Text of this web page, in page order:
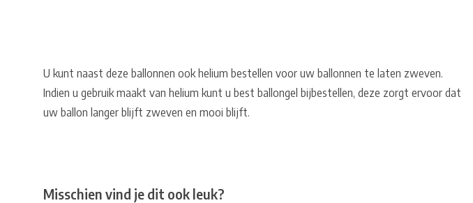
U kunt naast deze ballonnen ook helium bestellen voor uw ballonnen te laten zweven.
Indien u gebruik maakt van helium kunt u best ballongel bijbestellen, deze zorgt ervoor dat
uw ballon langer blijft zweven en mooi blijft.
Misschien vind je dit ook leuk?